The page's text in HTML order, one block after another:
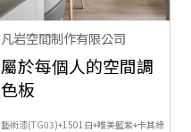
凡岩空間制作有限公司
屬於每個人的空間調
色板
藝術漆(TG03)+1501白+唯美籃紫+卡其綠